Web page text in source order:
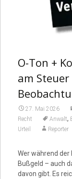
O-Ton +
am
27. Mai 2026
Recht Anwalt,
Urteil Reporter
Wer während der
Bußgeld – auch
davon gibt. Es